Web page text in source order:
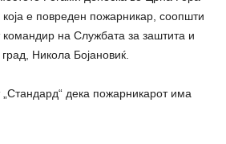
е повреден пожарникар, соопшти
на Службата за заштита и
Никола Бојановиќ.
„Стандард“ дека пожарникарот има